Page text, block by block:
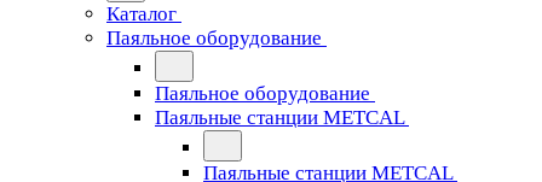
Каталог
Паяльное оборудование
Паяльное оборудование
Паяльные станции METCAL
Паяльные станции METCAL